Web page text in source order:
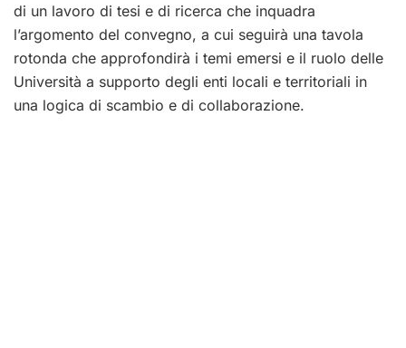
di un lavoro di tesi e di ricerca che inquadra
l’argomento del convegno, a cui seguirà una tavola
rotonda che approfondirà i temi emersi e il ruolo delle
Università a supporto degli enti locali e territoriali in
una logica di scambio e di collaborazione.